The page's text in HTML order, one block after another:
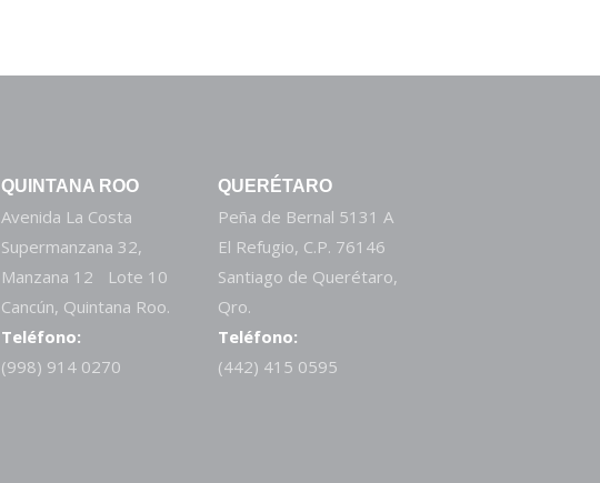
QUINTANA ROO
Avenida La Costa
Supermanzana 32,
Manzana 12 Lote 10
Cancún, Quintana Roo.
Teléfono:
(998) 914 0270
QUERÉTARO
Peña de Bernal 5131 A
El Refugio, C.P. 76146
Santiago de Querétaro,
Qro.
Teléfono:
(442) 415 0595